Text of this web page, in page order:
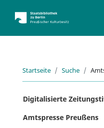
Startseite Suche
Digitalisierte
Amtspresse Preußens